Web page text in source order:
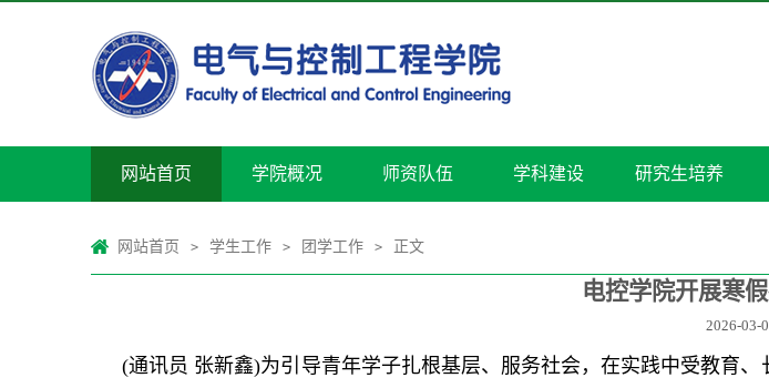
网站首页 学院概况 师资队伍 学科建设 研究生培养
网站首页 > 学生工作 > 团学工作 > 正文
电控学院开展寒
2026-03-
(通讯员 张新鑫)为引导青年学子扎根基层、服务社会，在实践中受教育